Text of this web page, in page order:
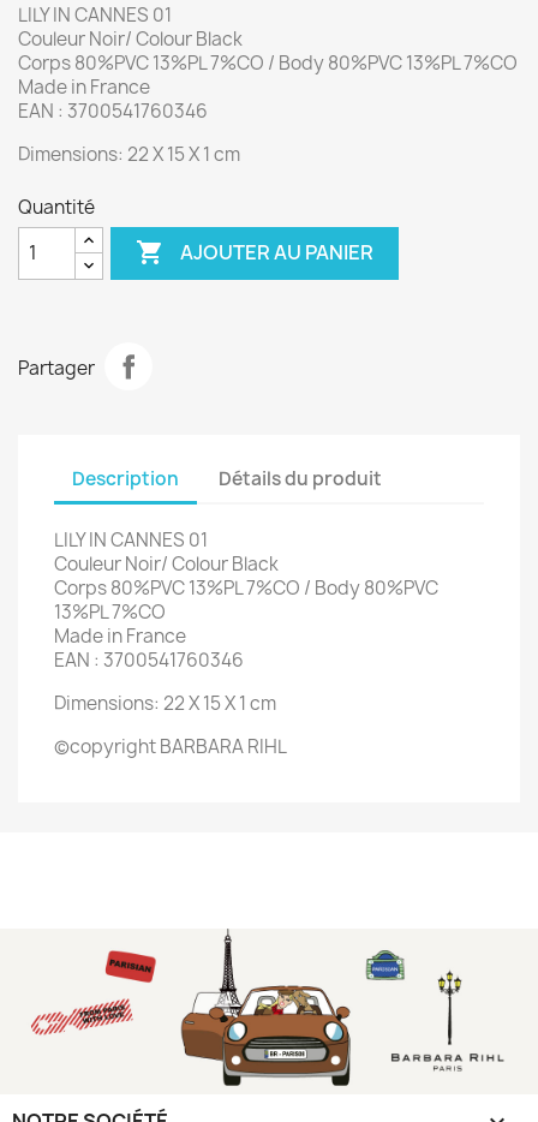
LILY IN CANNES 01
Couleur Noir/ Colour Black
Corps 80%PVC 13%PL 7%CO / Body 80%PVC 13%PL 7%CO
Made in France
EAN : 3700541760346
Dimensions: 22 X 15 X 1 cm
Quantité
 AJOUTER AU PANIER
Partager
Description Détails du produit
LILY IN CANNES 01
Couleur Noir/ Colour Black
Corps 80%PVC 13%PL 7%CO / Body 80%PVC
13%PL 7%CO
Made in France
EAN : 3700541760346
Dimensions: 22 X 15 X 1 cm
©copyright BARBARA RIHL